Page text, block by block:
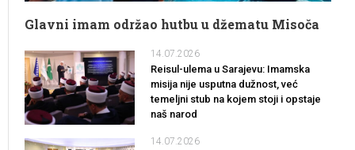
Glavni imam održao hutbu u džematu Misoča
14.07.2026
Reisul-ulema u Sarajevu: Imamska
misija nije usputna dužnost, već
temeljni stub na kojem stoji i opstaje
naš narod
14.07.2026